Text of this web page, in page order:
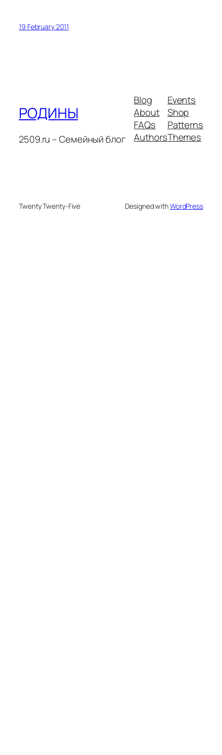
19 February 2011
РОДИНЫ
2509.ru – Семейный блог
Blog
About
FAQs
Authors
Events
Shop
Patterns
Themes
Twenty Twenty-Five Designed withWordPress